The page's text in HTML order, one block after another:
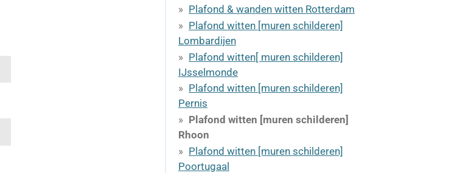
Plafond & wanden witten Rotterdam
Plafond witten [muren schilderen]
Lombardijen
Plafond witten[ muren schilderen]
IJsselmonde
Plafond witten [muren schilderen]
Pernis
Plafond witten [muren schilderen]
Rhoon
Plafond witten [muren schilderen]
Poortugaal